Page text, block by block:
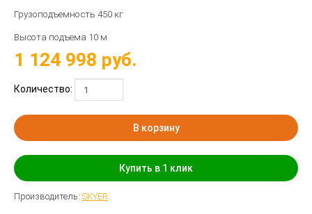
Грузоподъемность 450 кг
Высота подъема 10 м
1 124 998 руб.
Количество:
В корзину
Купить в 1 клик
Производитель: SKYER